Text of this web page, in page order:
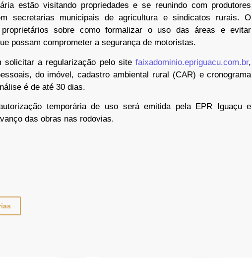
estão visitando propriedades e se reunindo com produtores
secretarias municipais de agricultura e sindicatos rurais. O
sobre como formalizar o uso das áreas e evitar
possam comprometer a segurança de motoristas.
solicitar a regularização pelo sitefaixadominio.epriguacu.com.br,
do imóvel, cadastro ambiental rural (CAR) e cronograma
é de até 30 dias.
temporária de uso será emitida pela EPR Iguaçu e
das obras nas rodovias.